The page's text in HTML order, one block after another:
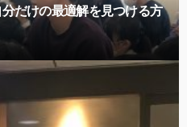
だけの最適解を見つける方